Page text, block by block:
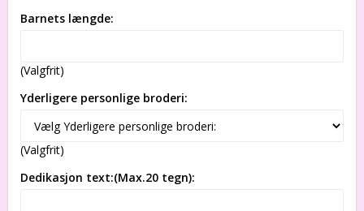
Barnets længde:
(Valgfrit)
Yderligere personlige broderi:
(Valgfrit)
Dedikasjon text:(Max.20 tegn):